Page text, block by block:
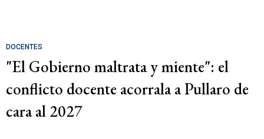
DOCENTES
"El Gobierno maltrata y miente": el
conflicto docente acorrala a Pullaro de
cara al 2027